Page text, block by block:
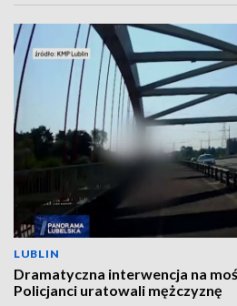
LUBLIN
Dramatyczna interwencja na
Policjanci uratowali mężczyznę